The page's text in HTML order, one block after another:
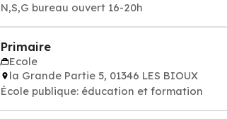
N,S,G bureau ouvert 16-20h
Primaire
Ecole
la Grande Partie 5, 01346 LES BIOUX
École publique: éducation et formation